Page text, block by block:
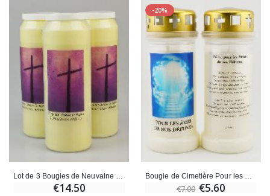
€14.50
-20%
€7.00 €5.60